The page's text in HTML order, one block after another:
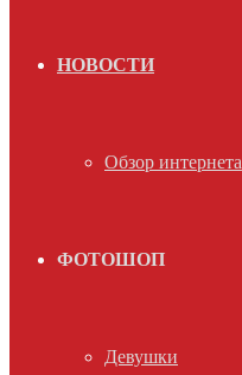
НОВОСТИ
Обзор интернета
ФОТОШОП
Девушки